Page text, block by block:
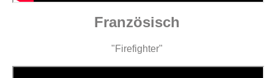
Französisch
"Firefighter"